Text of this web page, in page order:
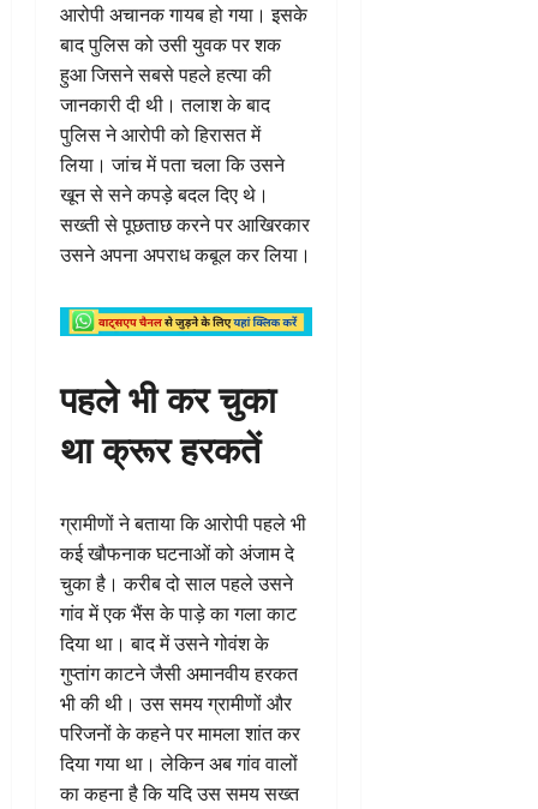
आरोपी अचानक गायब हो गया। इसके
बाद पुलिस को उसी युवक पर शक
हुआ जिसने सबसे पहले हत्या की
जानकारी दी थी। तलाश के बाद
पुलिस ने आरोपी को हिरासत में
लिया। जांच में पता चला कि उसने
खून से सने कपड़े बदल दिए थे।
सख्ती से पूछताछ करने पर आखिरकार
उसने अपना अपराध कबूल कर लिया।
पहले भी कर चुका
था क्रूर हरकतें
ग्रामीणों ने बताया कि आरोपी पहले भी
कई खौफनाक घटनाओं को अंजाम दे
चुका है। करीब दो साल पहले उसने
गांव में एक भैंस के पाड़े का गला काट
दिया था। बाद में उसने गोवंश के
गुप्तांग काटने जैसी अमानवीय हरकत
भी की थी। उस समय ग्रामीणों और
परिजनों के कहने पर मामला शांत कर
दिया गया था। लेकिन अब गांव वालों
का कहना है कि यदि उस समय सख्त